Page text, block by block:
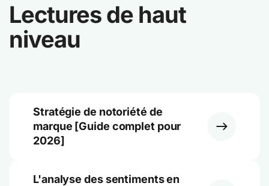
Lectures de haut
niveau
Stratégie de notoriété de
marque [Guide complet pour
2026]
L'analyse des sentiments en